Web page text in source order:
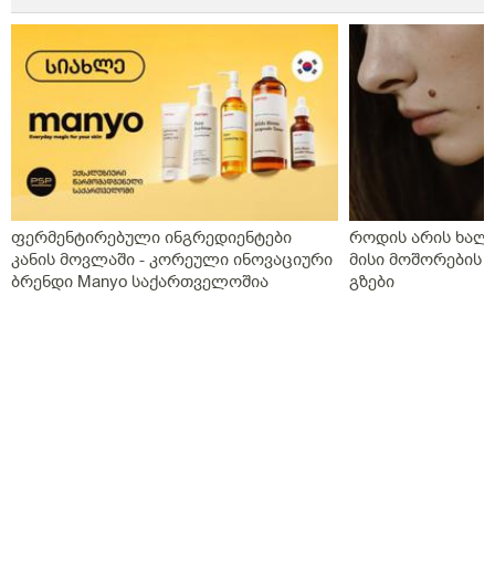
ფერმენტირებული ინგრედიენტები
კანის მოვლაში - კორეული ინოვაციური
ბრენდი Manyo საქართველოშია
როდის არის
მისი მოშორების
გზები